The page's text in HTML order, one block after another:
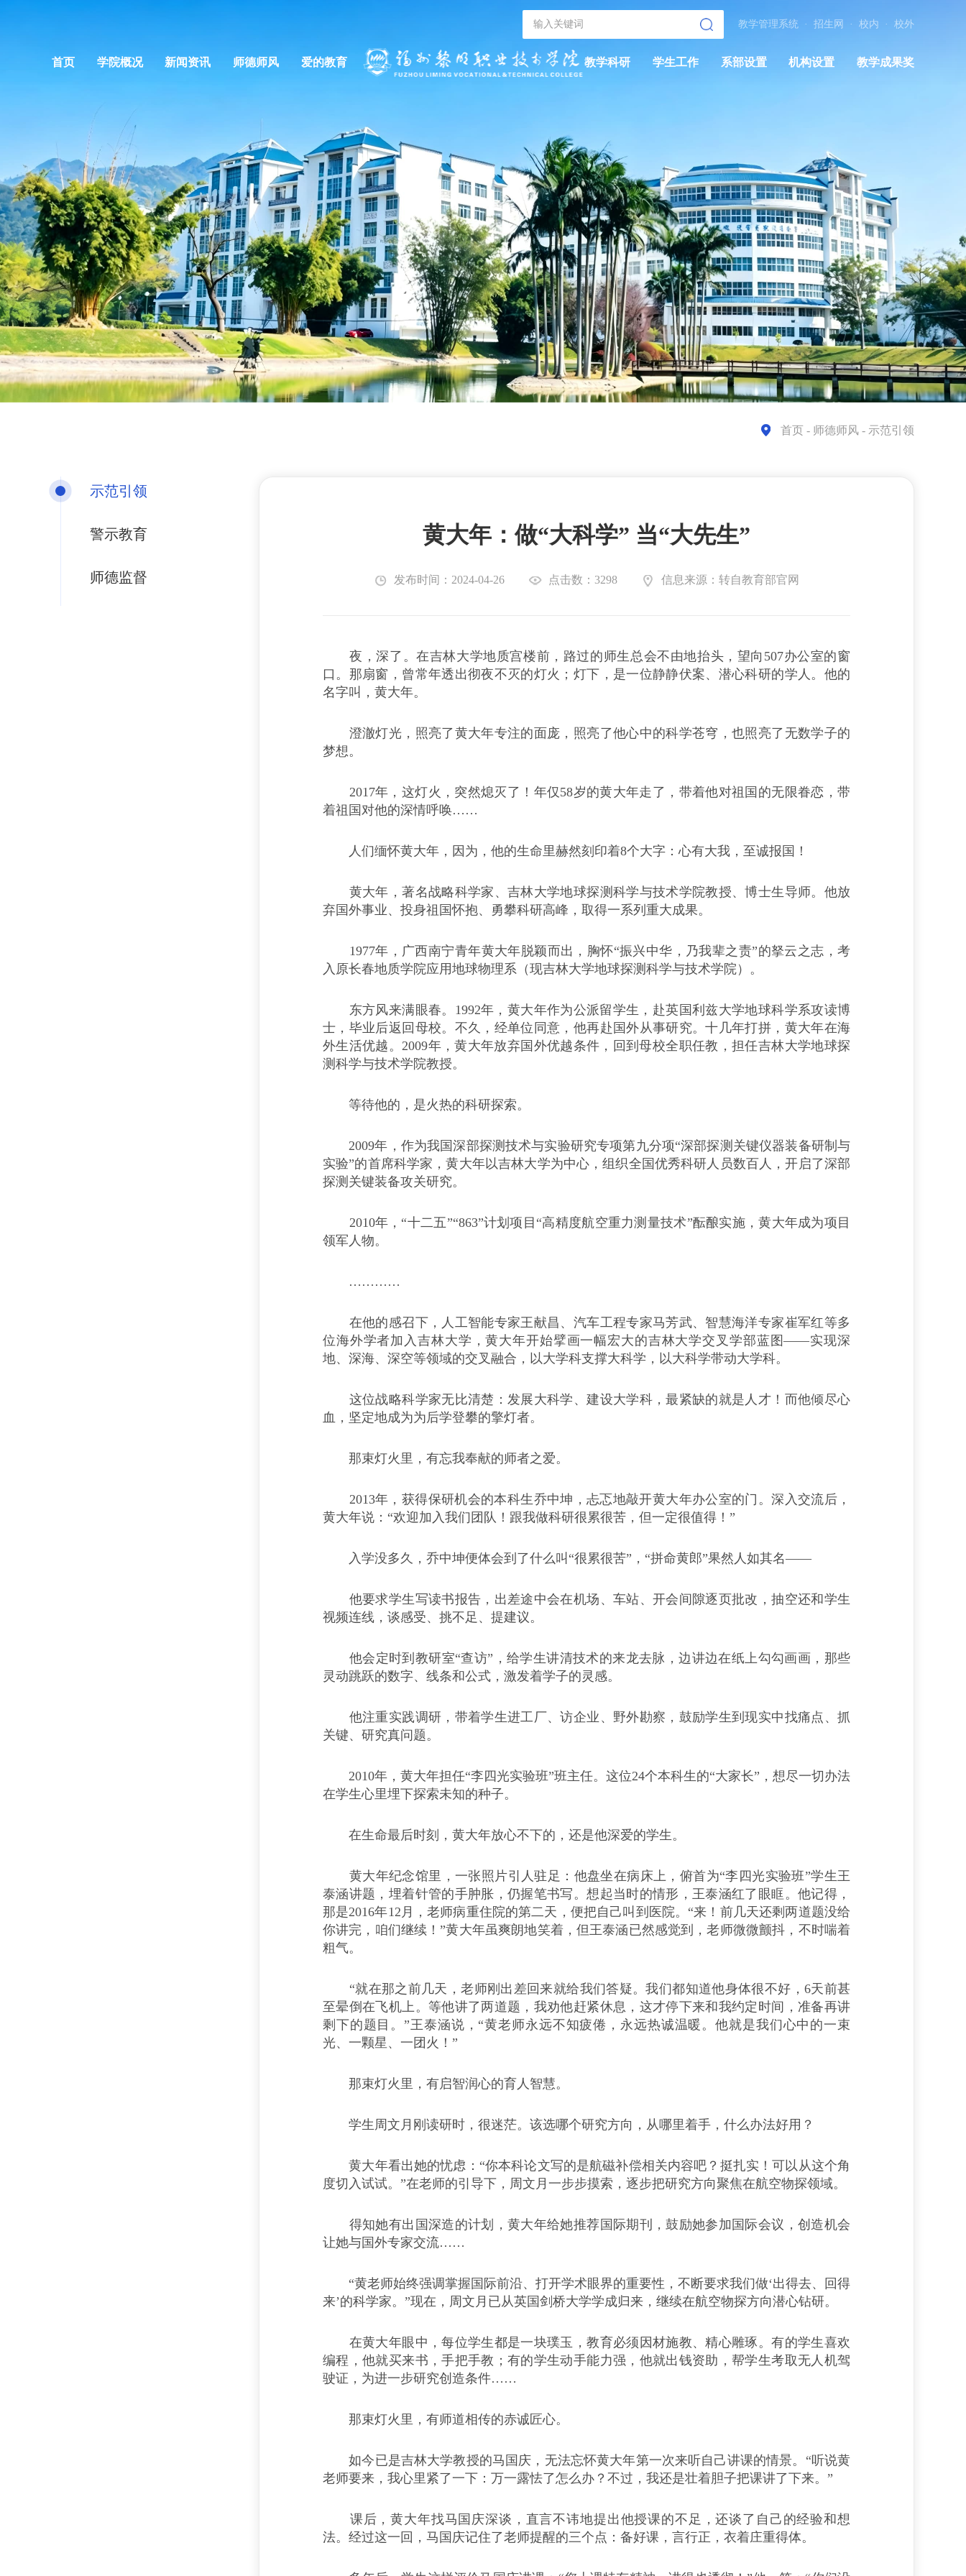
教学管理系统 · 招生网 · 校内 · 校外
首页 学院概况 新闻资讯 师德师风 爱的教育 教学科研 学生工作 系部设置 机构设置 教学成果奖
首页 - 师德师风 - 示范引领
示范引领
警示教育
师德监督
黄大年：做“大科学” 当“大先生”
发布时间：2024-04-26 点击数：3298 信息来源：转自教育部官网
夜，深了。在吉林大学地质宫楼前，路过的师生总会不由地抬头，望向507办公室的窗
口。那扇窗，曾常年透出彻夜不灭的灯火；灯下，是一位静静伏案、潜心科研的学人。他的
名字叫，黄大年。
澄澈灯光，照亮了黄大年专注的面庞，照亮了他心中的科学苍穹，也照亮了无数学子的
梦想。
2017年，这灯火，突然熄灭了！年仅58岁的黄大年走了，带着他对祖国的无限眷恋，带
着祖国对他的深情呼唤……
人们缅怀黄大年，因为，他的生命里赫然刻印着8个大字：心有大我，至诚报国！
黄大年，著名战略科学家、吉林大学地球探测科学与技术学院教授、博士生导师。他放
弃国外事业、投身祖国怀抱、勇攀科研高峰，取得一系列重大成果。
1977年，广西南宁青年黄大年脱颖而出，胸怀“振兴中华，乃我辈之责”的拏云之志，考
入原长春地质学院应用地球物理系（现吉林大学地球探测科学与技术学院）。
东方风来满眼春。1992年，黄大年作为公派留学生，赴英国利兹大学地球科学系攻读博
士，毕业后返回母校。不久，经单位同意，他再赴国外从事研究。十几年打拼，黄大年在海
外生活优越。2009年，黄大年放弃国外优越条件，回到母校全职任教，担任吉林大学地球探
测科学与技术学院教授。
等待他的，是火热的科研探索。
2009年，作为我国深部探测技术与实验研究专项第九分项“深部探测关键仪器装备研制与
实验”的首席科学家，黄大年以吉林大学为中心，组织全国优秀科研人员数百人，开启了深部
探测关键装备攻关研究。
2010年，“十二五”“863”计划项目“高精度航空重力测量技术”酝酿实施，黄大年成为项目
领军人物。
…………
在他的感召下，人工智能专家王献昌、汽车工程专家马芳武、智慧海洋专家崔军红等多
位海外学者加入吉林大学，黄大年开始擘画一幅宏大的吉林大学交叉学部蓝图——实现深
地、深海、深空等领域的交叉融合，以大学科支撑大科学，以大科学带动大学科。
这位战略科学家无比清楚：发展大科学、建设大学科，最紧缺的就是人才！而他倾尽心
血，坚定地成为为后学登攀的擎灯者。
那束灯火里，有忘我奉献的师者之爱。
2013年，获得保研机会的本科生乔中坤，忐忑地敲开黄大年办公室的门。深入交流后，
黄大年说：“欢迎加入我们团队！跟我做科研很累很苦，但一定很值得！”
入学没多久，乔中坤便体会到了什么叫“很累很苦”，“拼命黄郎”果然人如其名——
他要求学生写读书报告，出差途中会在机场、车站、开会间隙逐页批改，抽空还和学生
视频连线，谈感受、挑不足、提建议。
他会定时到教研室“查访”，给学生讲清技术的来龙去脉，边讲边在纸上勾勾画画，那些
灵动跳跃的数字、线条和公式，激发着学子的灵感。
他注重实践调研，带着学生进工厂、访企业、野外勘察，鼓励学生到现实中找痛点、抓
关键、研究真问题。
2010年，黄大年担任“李四光实验班”班主任。这位24个本科生的“大家长”，想尽一切办法
在学生心里埋下探索未知的种子。
在生命最后时刻，黄大年放心不下的，还是他深爱的学生。
黄大年纪念馆里，一张照片引人驻足：他盘坐在病床上，俯首为“李四光实验班”学生王
泰涵讲题，埋着针管的手肿胀，仍握笔书写。想起当时的情形，王泰涵红了眼眶。他记得，
那是2016年12月，老师病重住院的第二天，便把自己叫到医院。“来！前几天还剩两道题没给
你讲完，咱们继续！”黄大年虽爽朗地笑着，但王泰涵已然感觉到，老师微微颤抖，不时喘着
粗气。
“就在那之前几天，老师刚出差回来就给我们答疑。我们都知道他身体很不好，6天前甚
至晕倒在飞机上。等他讲了两道题，我劝他赶紧休息，这才停下来和我约定时间，准备再讲
剩下的题目。”王泰涵说，“黄老师永远不知疲倦，永远热诚温暖。他就是我们心中的一束
光、一颗星、一团火！”
那束灯火里，有启智润心的育人智慧。
学生周文月刚读研时，很迷茫。该选哪个研究方向，从哪里着手，什么办法好用？
黄大年看出她的忧虑：“你本科论文写的是航磁补偿相关内容吧？挺扎实！可以从这个角
度切入试试。”在老师的引导下，周文月一步步摸索，逐步把研究方向聚焦在航空物探领域。
得知她有出国深造的计划，黄大年给她推荐国际期刊，鼓励她参加国际会议，创造机会
让她与国外专家交流……
“黄老师始终强调掌握国际前沿、打开学术眼界的重要性，不断要求我们做‘出得去、回得
来’的科学家。”现在，周文月已从英国剑桥大学学成归来，继续在航空物探方向潜心钻研。
在黄大年眼中，每位学生都是一块璞玉，教育必须因材施教、精心雕琢。有的学生喜欢
编程，他就买来书，手把手教；有的学生动手能力强，他就出钱资助，帮学生考取无人机驾
驶证，为进一步研究创造条件……
那束灯火里，有师道相传的赤诚匠心。
如今已是吉林大学教授的马国庆，无法忘怀黄大年第一次来听自己讲课的情景。“听说黄
老师要来，我心里紧了一下：万一露怯了怎么办？不过，我还是壮着胆子把课讲了下来。”
课后，黄大年找马国庆深谈，直言不讳地提出他授课的不足，还谈了自己的经验和想
法。经过这一回，马国庆记住了老师提醒的三个点：备好课，言行正，衣着庄重得体。